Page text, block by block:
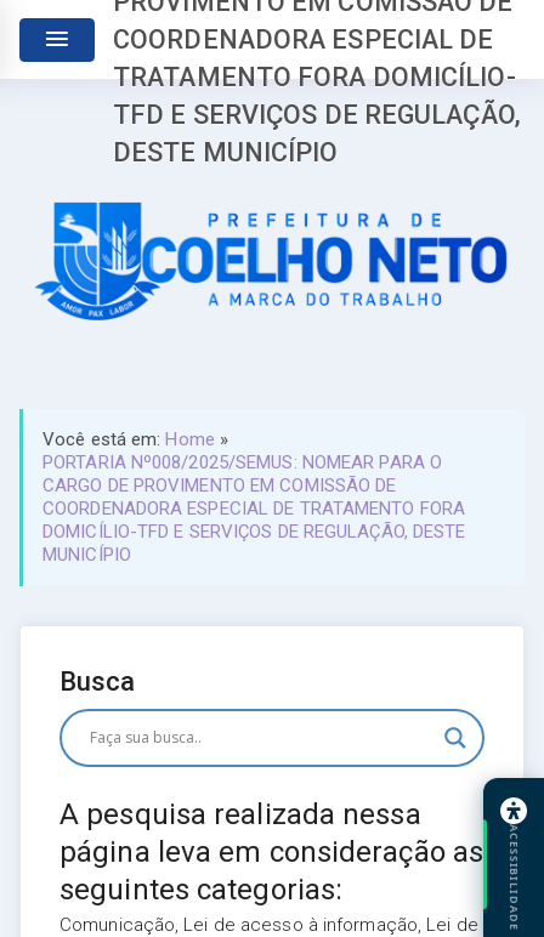
COORDENADORA ESPECIAL DE
TRATAMENTO FORA DOMICÍLIO-
TFD E SERVIÇOS DE REGULAÇÃO,
DESTE MUNICÍPIO
Você está em:Home »
PORTARIA Nº008/2025/SEMUS: NOMEAR PARA O
CARGO DE PROVIMENTO EM COMISSÃO DE
COORDENADORA ESPECIAL DE TRATAMENTO FORA
DOMICÍLIO-TFD E SERVIÇOS DE REGULAÇÃO, DESTE
MUNICÍPIO
Busca
A pesquisa realizada nessa
página leva em consideração as
seguintes categorias:
Comunicação, Lei de acesso à informação, Lei de
ACESSIBILIDADE